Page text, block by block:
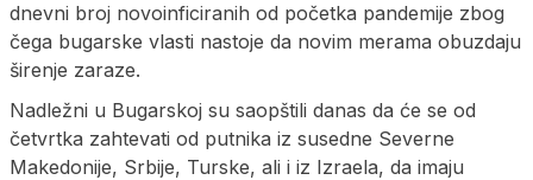
dnevni broj novoinficiranih od početka pandemije zbog
čega bugarske vlasti nastoje da novim merama obuzdaju
širenje zaraze.
Nadležni u Bugarskoj su saopštili danas da će se od
četvrtka zahtevati od putnika iz susedne Severne
Makedonije, Srbije, Turske, ali i iz Izraela, da imaju